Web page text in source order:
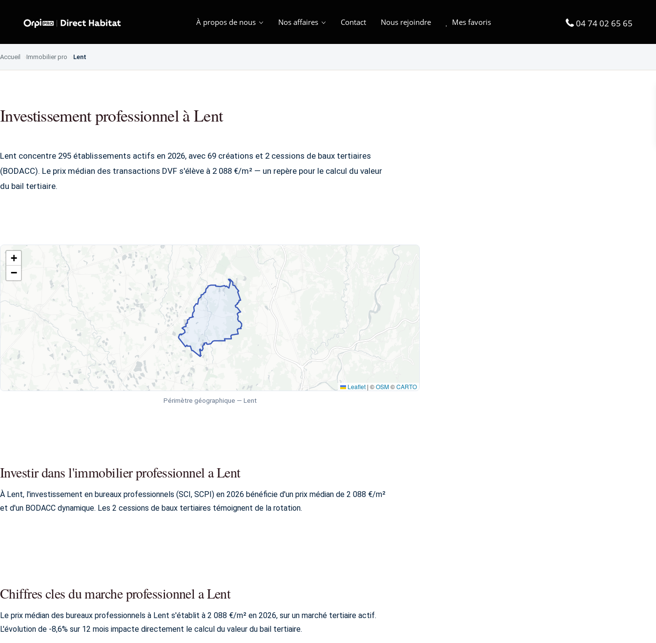
À propos de nous Nos affaires Contact Nous rejoindre Mes favoris 04 74 02 65 65
Accueil Immobilier pro Lent
Investissement professionnel à Lent
Lent concentre 295 établissements actifs en 2026, avec 69 créations et 2 cessions de baux tertiaires
(BODACC). Le prix médian des transactions DVF s'élève à 2 088 €/m² — un repère pour le calcul du valeur
du bail tertiaire.
+
−
Leaflet | ©OSM©CARTO
Périmètre géographique — Lent
Investir dans l'immobilier professionnel a Lent
À Lent, l'investissement en bureaux professionnels (SCI, SCPI) en 2026 bénéficie d'un prix médian de 2 088 €/m²
et d'un BODACC dynamique. Les 2 cessions de baux tertiaires témoignent de la rotation.
Chiffres cles du marche professionnel a Lent
Le prix médian des bureaux professionnels à Lent s'établit à 2 088 €/m² en 2026, sur un marché tertiaire actif.
L'évolution de -8,6% sur 12 mois impacte directement le calcul du valeur du bail tertiaire.